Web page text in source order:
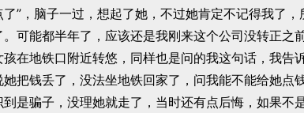
”，脑子一过，想起了她，不过她肯定不记得我了
可能都半年了，应该还是我刚来这个公司没转正之
在地铁口附近转悠，同样也是问的我这句话，我告
把钱丢了，没法坐地铁回家了，问我能不能给她点
到是骗子，没理她就走了，当时还有点后悔，如果不